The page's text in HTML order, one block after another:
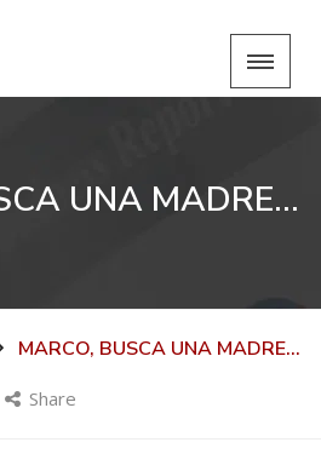
UNA MADRE…
MARCO, BUSCA UNA MADRE…
Share